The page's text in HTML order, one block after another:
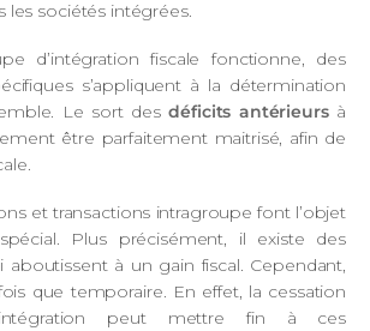
les sociétés intégrées.
d’intégration fiscale fonctionne, des
s’appliquent à la détermination
Le sort desdéficits antérieursà
être parfaitement maitrisé, afin de
et transactions intragroupe font l’objet
Plus précisément, il existe des
aboutissent à un gain fiscal. Cependant,
que temporaire. En effet, la cessation
peut mettre fin à ces